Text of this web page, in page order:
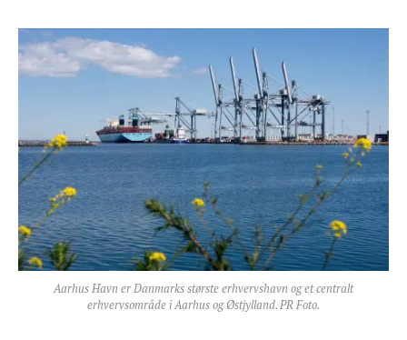
Aarhus Havn er Danmarks største erhvervshavn og et centralt
erhvervsområde i Aarhus og Østjylland. PR Foto.